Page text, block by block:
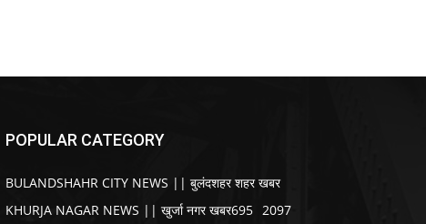
POPULAR CATEGORY
BULANDSHAHR CITY NEWS || बुलंदशहर शहर खबर
2097
KHURJA NAGAR NEWS || खुर्जा नगर खबर695